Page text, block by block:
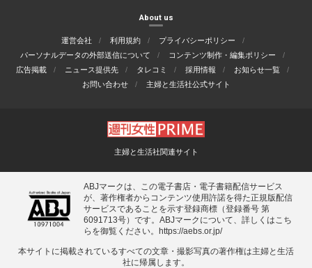
About us
運営会社 利用規約
プライバシーポリシー
パーソナルデータの外部送信について
コンテンツ制作・編集ポリシー
広告掲載
ニュース提供先 タレコミ 採用情報
お知らせ一覧
お問い合わせ
主婦と生活社公式サイト
主婦と生活社関連サイト
ABJマークは、この電子書店・電子書籍配信サービス
が、著作権者からコンテンツ使用許諾を得た正規版配信
サービスであることを示す登録商標（登録番号 第
6091713号）です。ABJマークについて、詳しくはこち
らを御覧ください。
https://aebs.or.jp/
本サイトに掲載されているすべての⽂章・撮影写真の著作権は主婦と⽣活
社に帰属します。